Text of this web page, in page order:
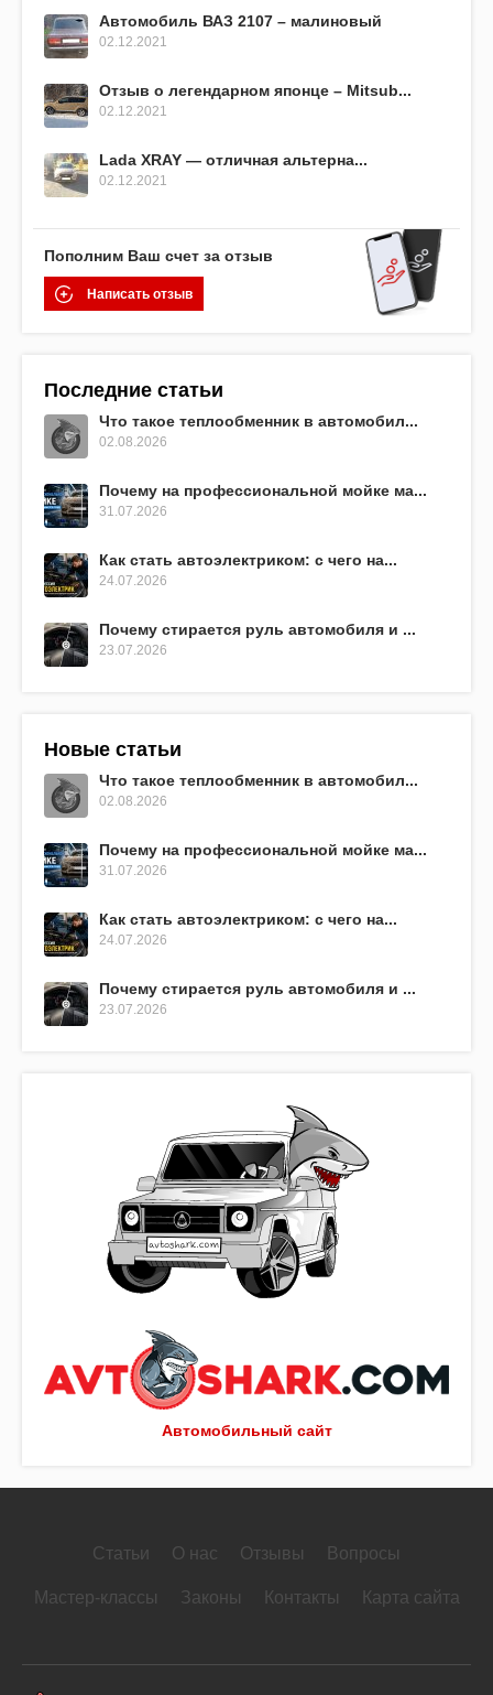
Автомобильный сайт
Автомобиль ВАЗ 2107 – малиновый
02.12.2021
Отзыв о легендарном японце – Mitsub...
02.12.2021
Lada XRAY — отличная альтерна...
02.12.2021
Пополним Ваш счет за отзыв
Написать отзыв
Последние статьи
Что такое теплообменник в автомобил...
02.08.2026
Почему на профессиональной мойке ма...
31.07.2026
Как стать автоэлектриком: с чего на...
24.07.2026
Почему стирается руль автомобиля и ...
23.07.2026
Новые статьи
Что такое теплообменник в автомобил...
02.08.2026
Почему на профессиональной мойке ма...
31.07.2026
Как стать автоэлектриком: с чего на...
24.07.2026
Почему стирается руль автомобиля и ...
23.07.2026
Статьи О нас Отзывы Вопросы
Мастер-классы Законы Контакты Карта сайта